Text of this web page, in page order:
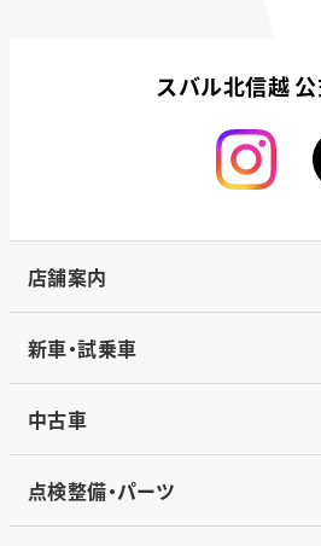
スバル北信越
店舗案内
新車・試乗車
中古車
点検整備・パーツ